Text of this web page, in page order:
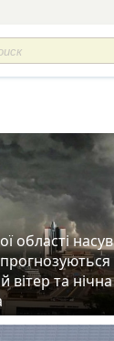
області
та нічна